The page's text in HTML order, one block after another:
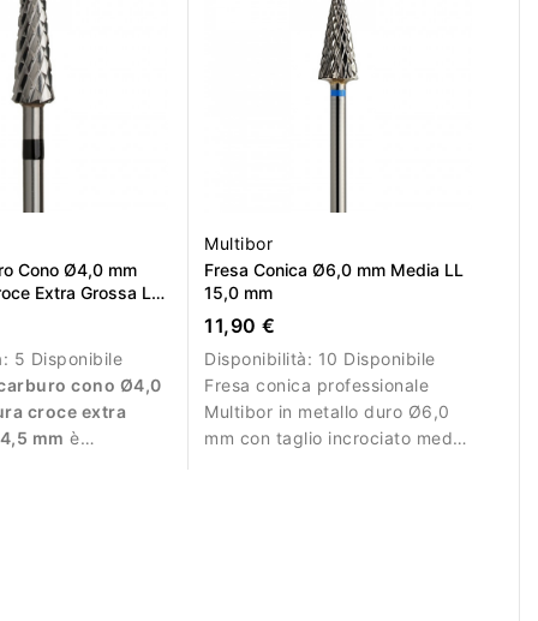
Cono Ø4,0 mm
Extra Grossa LL
5 Disponibile
cono Ø4,0
croce extra
mm è
Multibor
Fresa Conica Ø6,0 mm Media LL
15,0 mm
11,90 €
Disponibilità: 10 Disponibile
Fresa conica professionale
Multibor in metallo duro Ø6,0
mm con taglio incrociato medio